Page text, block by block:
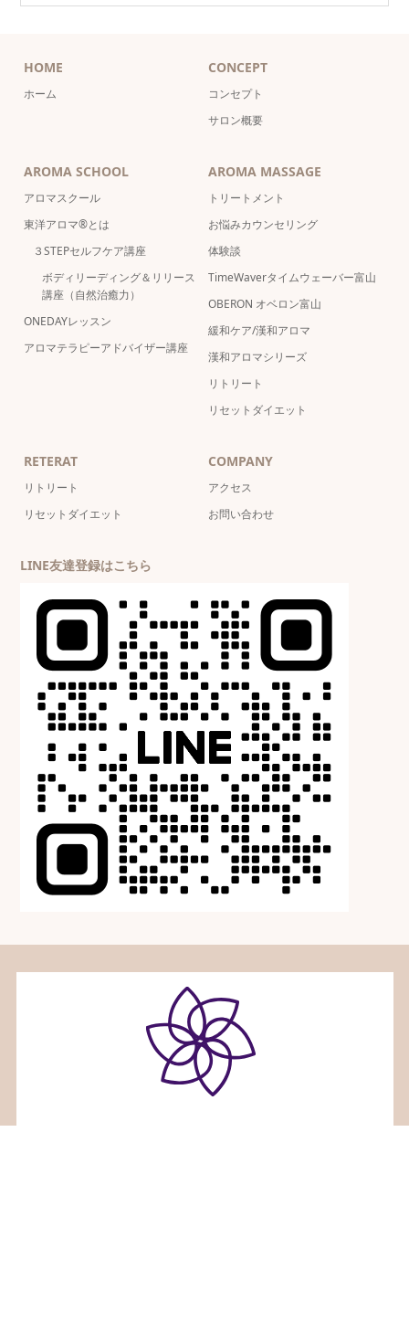
HOME
ホーム
CONCEPT
コンセプト
サロン概要
AROMA SCHOOL
アロマスクール
東洋アロマ®とは
３STEPセルフケア講座
ボディリーディング＆リリース
講座（自然治癒力）
ONEDAYレッスン
アロマテラピーアドバイザー講座
AROMA MASSAGE
トリートメント
お悩みカウンセリング
体験談
TimeWaverタイムウェーバー富山
OBERON オベロン富山
緩和ケア/漢和アロマ
漢和アロマシリーズ
リトリート
リセットダイエット
RETERAT
リトリート
リセットダイエット
COMPANY
アクセス
お問い合わせ
LINE友達登録はこちら